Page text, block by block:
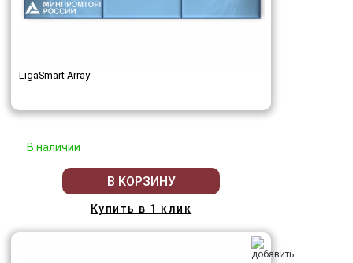
LigaSmart Array
В наличии
В КОРЗИНУ
Купить в 1 клик